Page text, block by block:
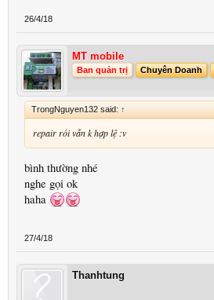
26/4/18
MT mobile
Ban quản trị Chuyên Doanh
TrongNguyen132 said: ↑
repair rồi vẫn k hợp lệ :v
bình thường nhé
nghe gọi ok
haha
27/4/18
Thanhtung